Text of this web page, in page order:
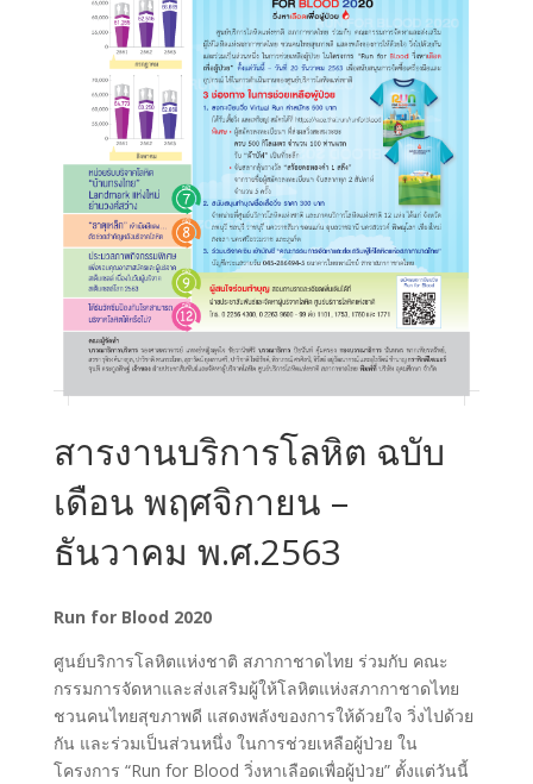
สารงานบริการโลหิต ฉบับ
เดือน พฤศจิกายน –
ธันวาคม พ.ศ.2563
Run for Blood 2020
ศูนย์บริการโลหิตแห่งชาติ สภากาชาดไทย ร่วมกับ คณะ
กรรมการจัดหาและส่งเสริมผู้ให้โลหิตแห่งสภากาชาดไทย
ชวนคนไทยสุขภาพดี แสดงพลังของการให้ด้วยใจ วิ่งไปด้วย
กัน และร่วมเป็นส่วนหนึ่ง ในการช่วยเหลือผู้ป่วย ใน
โครงการ “Run for Blood วิ่งหาเลือดเพื่อผู้ป่วย” ตั้งแต่วันนี้